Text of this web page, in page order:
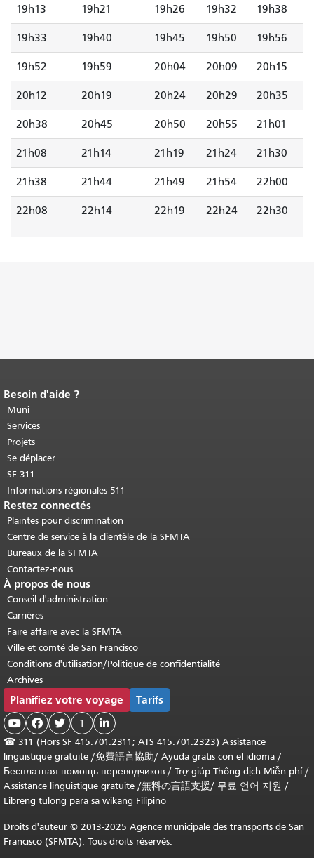
19h13 19h21 19h26 19h32 19h38
19h33 19h40 19h45 19h50 19h56
19h52 19h59 20h04 20h09 20h15
20h12 20h19 20h24 20h29 20h35
20h38 20h45 20h50 20h55 21h01
21h08 21h14 21h19 21h24 21h30
21h38 21h44 21h49 21h54 22h00
22h08 22h14 22h19 22h24 22h30
Fin du contenu de la page.
cette page se répète sur chaque page.
Retour au haut du contenu principal
Besoin d'aide ?
Muni
Services
Projets
Se déplacer
SF 311
Informations régionales 511
Restez connectés
Plaintes pour discrimination
Centre de service à la clientèle de la SFMTA
Bureaux de la SFMTA
Contactez-nous
À propos de nous
Conseil d'administration
Carrières
Faire affaire avec la SFMTA
Ville et comté de San Francisco
Conditions d'utilisation/Politique de confidentialité
Archives
Planifiez votre voyage Tarifs
   1 
☎ 311 (Hors SF 415.701.2311; ATS 415.701.2323) Assistance
linguistique gratuite /免費語言協助/ Ayuda gratis con el idioma /
Бесплатная помощь переводчиков / Trợ giúp Thông dịch Miễn phí/
Assistance linguistique gratuite /無料の言語支援/ 무료 언어 지원 /
Libreng tulong para sa wikang Filipino
Droits d'auteur © 2013-2025 Agence municipale des transports de San
Francisco (SFMTA). Tous droits réservés.